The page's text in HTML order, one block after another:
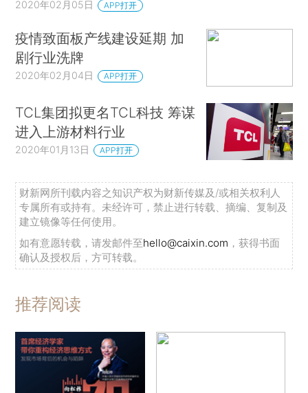
2020年02月05日 APP打开
疫情致面板产线建设延期 加
剧行业洗牌
2020年02月04日 APP打开
TCL集团拟更名TCL科技 筹谋
进入上游材料行业
2020年01月13日 APP打开
财新网所刊载内容之知识产权为财新传媒及/或相关权利人
专属所有或持有。未经许可，禁止进行转载、摘编、复制及
建立镜像等任何使用。
如有意愿转载，请发邮件至hello@caixin.com ，获得书面
确认及授权后，方可转载。
推荐阅读